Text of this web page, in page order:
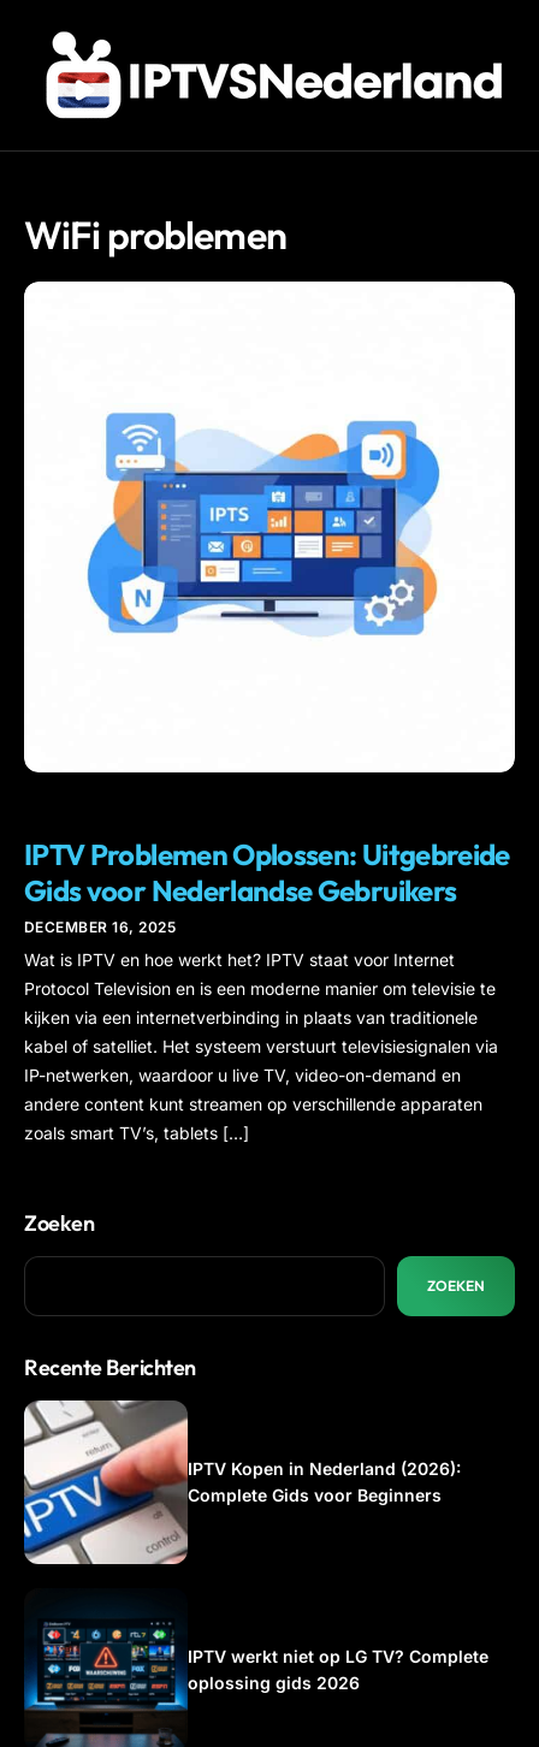
WiFi problemen
IPTV Problemen Oplossen: Uitgebreide
Gids voor Nederlandse Gebruikers
DECEMBER 16, 2025
Wat is IPTV en hoe werkt het? IPTV staat voor Internet
Protocol Television en is een moderne manier om televisie te
kijken via een internetverbinding in plaats van traditionele
kabel of satelliet. Het systeem verstuurt televisiesignalen via
IP-netwerken, waardoor u live TV, video-on-demand en
andere content kunt streamen op verschillende apparaten
zoals smart TV’s, tablets […]
Zoeken
ZOEKEN
Recente Berichten
IPTV Kopen in Nederland (2026):
Complete Gids voor Beginners
IPTV werkt niet op LG TV? Complete
oplossing gids 2026